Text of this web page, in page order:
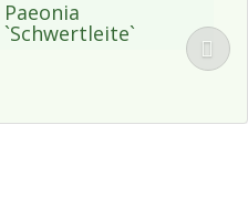
Paeonia
`Schwertleite`